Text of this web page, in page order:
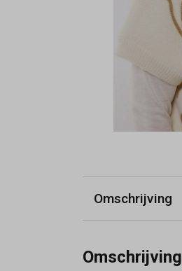
Omschrijving
Omschrijving